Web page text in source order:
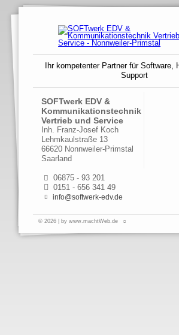
Ihr kompetenter Partner für Software,
Support
SOFTwerk EDV &
Kommunikationstechnik
Vertrieb und Service
Inh. Franz-Josef Koch
Lehmkaulstraße 13
66620 Nonnweiler-Primstal
Saarland
06875 - 93 201
0151 - 656 341 49
info@softwerk-edv.de
© 2026 | by www.machtWeb.de